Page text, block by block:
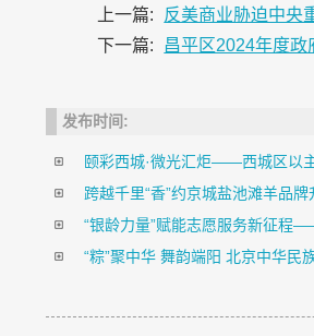
上一篇:
反美商业胁迫中央
下一篇:
昌平区2024年度政
发布时间:
颐彩西城·微光汇炬——西城区以
跨越千里“香”约京城盐池滩羊品牌
“银龄力量”赋能志愿服务新征程
“粽”聚中华 舞韵端阳 北京中华民